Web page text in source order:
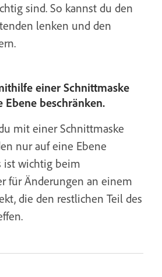
sind. So kannst du den
lenken und den
einer Schnittmaske
Ebene beschränken.
mit einer Schnittmaske
nur auf eine Ebene
ist wichtig beim
für Änderungen an einem
die den restlichen Teil des